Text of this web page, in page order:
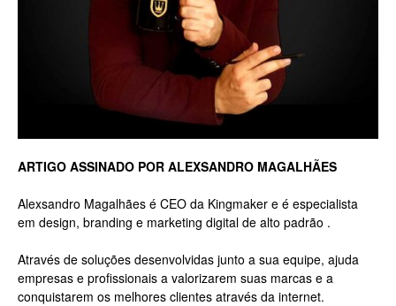
ARTIGO ASSINADO POR ALEXSANDRO MAGALHÃES
Alexsandro Magalhães é CEO da Kingmaker e é especialista
em design, branding e marketing digital de alto padrão .
Através de soluções desenvolvidas junto a sua equipe, ajuda
empresas e profissionais a valorizarem suas marcas e a
conquistarem os melhores clientes através da internet.